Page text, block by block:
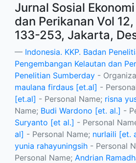
Jurnal Sosial
dan Perikanan Vol
133-253, Jakarta,
Indonesia. KKP. Badan
Pengembangan Kelautan dan
Penelitian Sumberday -
maulana firdaus [et.al] -
[et.al] - Personal Name; risna
Name; Budi Wardono [et. al.] -
Suryanto [et al.] - Personal
al] - Personal Name; nurlaili [et.
yunia rahayuningsih - Personal
Personal Name; Andrian